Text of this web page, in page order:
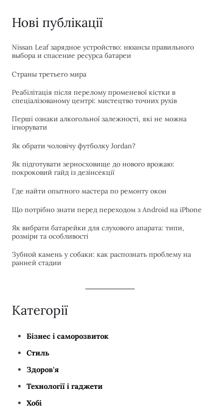
Нові публікації
Nissan Leaf зарядное устройство: нюансы правильного
выбора и спасение ресурса батареи
Страны третьего мира
Реабілітація після перелому променевої кістки в
спеціалізованому центрі: мистецтво точних рухів
Перші ознаки алкогольної залежності, які не можна
ігнорувати
Як обрати чоловічу футболку Jordan?
Як підготувати зерносховище до нового врожаю:
покроковий гайд із дезінсекції
Где найти опытного мастера по ремонту окон
Що потрібно знати перед переходом з Android на iPhone
Як вибрати батарейки для слухового апарата: типи,
розміри та особливості
Зубной камень у собаки: как распознать проблему на
ранней стадии
Категорії
Бізнес і саморозвиток
Стиль
Здоров'я
Технології і гаджети
Хобі